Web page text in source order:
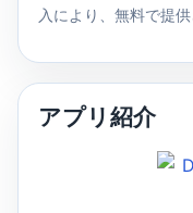
入により、無料で提供
アプリ紹介